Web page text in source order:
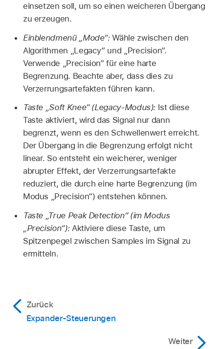
einsetzen soll, um so einen weicheren Übergang
zu erzeugen.
Einblendmenü „Mode“:Wähle zwischen den
Algorithmen „Legacy“ und „Precision“.
Verwende „Precision“ für eine harte
Begrenzung. Beachte aber, dass dies zu
Verzerrungsartefakten führen kann.
Taste „Soft Knee“ (Legacy-Modus): Ist diese
Taste aktiviert, wird das Signal nur dann
begrenzt, wenn es den Schwellenwert erreicht.
Der Übergang in die Begrenzung erfolgt nicht
linear. So entsteht ein weicherer, weniger
abrupter Effekt, der Verzerrungsartefakte
reduziert, die durch eine harte Begrenzung (im
Modus „Precision“) entstehen können.
Taste „True Peak Detection“ (im Modus
„Precision“):Aktiviere diese Taste, um
Spitzenpegel zwischen Samples im Signal zu
ermitteln.
Zurück
Expander-Steuerungen
Weiter